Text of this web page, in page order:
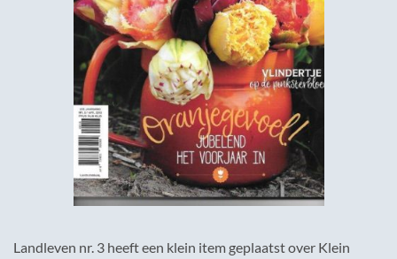
Landleven nr. 3 heeft een klein item geplaatst over Klein